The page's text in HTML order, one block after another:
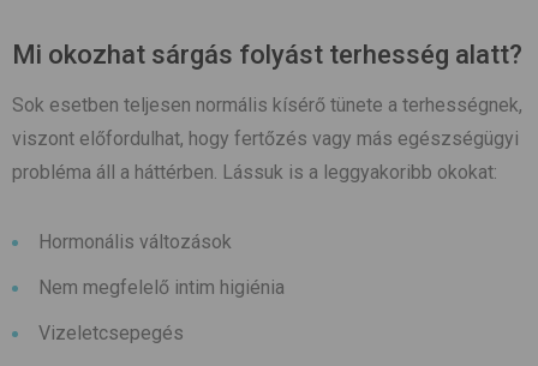
Mi okozhat sárgás folyást terhesség alatt?
Sok esetben teljesen normális kísérő tünete a terhességnek,
viszont előfordulhat, hogy fertőzés vagy más egészségügyi
probléma áll a háttérben. Lássuk is a leggyakoribb okokat:
Hormonális változások
Nem megfelelő intim higiénia
Vizeletcsepegés